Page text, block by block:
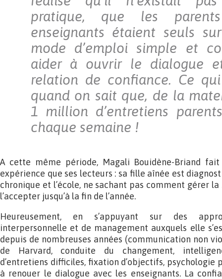
pratique, que les
enseignants étaient seuls
mode d’emploi simple et
aider à ouvrir le dialogue
relation de confiance. Ce
quand on sait que, de la
1 million d’entretiens
chaque semaine !
A cette même période, Magali Bouidène-Briand
expérience que ses lecteurs : sa fille aînée est
chronique et l’école, ne sachant pas comment gérer
l’accepter jusqu’à la fin de l’année.
Heureusement, en s’appuyant sur des
interpersonnelle et de management auxquels elle
depuis de nombreuses années (communication non
de Harvard, conduite du changement,
d’entretiens difficiles, fixation d’objectifs, psychologie
à renouer le dialogue avec les enseignants. La